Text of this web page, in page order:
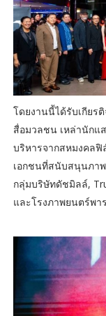
โดยงานนี้ได้รับเกียร
สื่อมวลชน เหล่านักแ
บริหารจากสหมงคล
เอกชนที่สนับสนุนภา
กลุ่มบริษัทดัชมิลล์,
และโรงภาพยนตร์พา